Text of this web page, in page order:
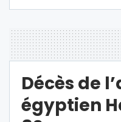
Décès de
égyptien